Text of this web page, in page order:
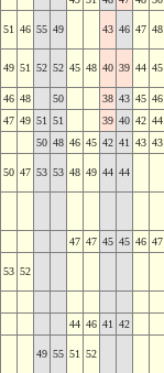
51 46 55 49 43 46 47 48
49 51 52 52 45 48 40 39 44 45
46 48 50 38 43 45 46
47 49 51 51 39 40 42 44
50 48 46 45 42 41 43 43
50 47 53 53 48 49 44 44
47 47 45 45 46 47
53 52
44 46 41 42
49 55 51 52